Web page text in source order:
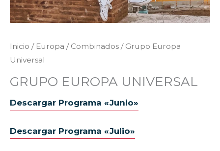
Inicio / Europa / Combinados / Grupo Europa
Universal
GRUPO EUROPA UNIVERSAL
Descargar Programa «Junio»
Descargar Programa «Julio»